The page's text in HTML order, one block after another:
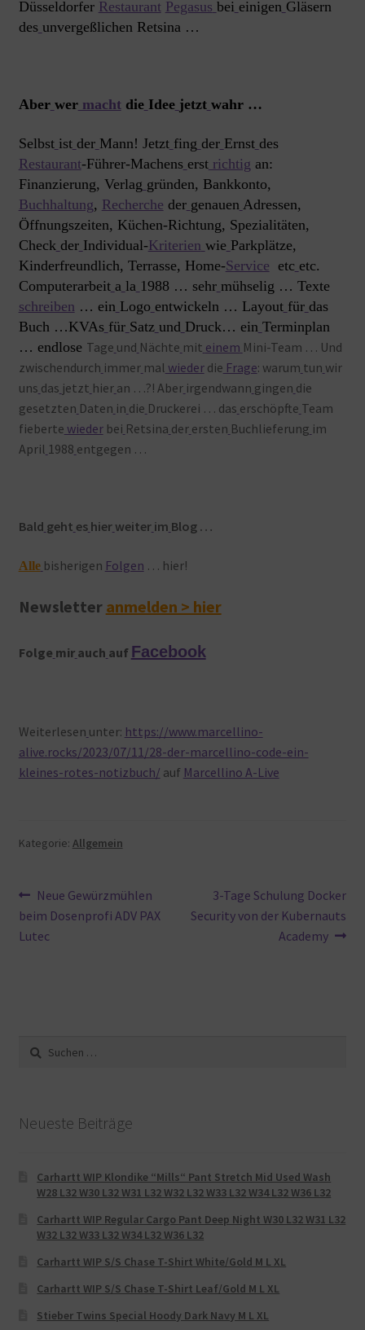
Düsseldorfer Restaurant Pegasus bei einigen Gläsern
des unvergeßlichen Retsina …
Aber wermachtdie Idee jetzt wahr …
Selbst ist der Mann! Jetzt fing der Ernst des
Restaurant-Führer-Machens erstrichtig an:
Finanzierung, Verlag gründen, Bankkonto,
Buchhaltung, Recherche der genauen Adressen,
Öffnungszeiten, Küchen-Richtung, Spezialitäten,
Check der Individual-Kriterien wie Parkplätze,
Kinderfreundlich, Terrasse, Home-Service etc etc.
Computerarbeit a la 1988 … sehr mühselig … Texte
schreiben … ein Logo entwickeln … Layout für das
Buch …KVAs für Satz und Druck… ein Terminplan
… endlose Tage und Nächte mit einem Mini-Team … Und
zwischendurch immer mal wiederdie Frage: warum tun wir
uns das jetzt hier an …?! Aber irgendwann gingen die
gesetzten Daten in die Druckerei … das erschöpfte Team
fieberte wiederbei Retsina der ersten Buchlieferung im
April 1988 entgegen …
Bald geht es hier weiter im Blog …
Alle bisherigen Folgen … hier!
Newsletter anmelden > hier
Folge mir auch auf Facebook
Weiterlesen unter: https://www.marcellino-
alive.rocks/2023/07/11/28-der-marcellino-code-ein-
kleines-rotes-notizbuch/ auf Marcellino A-Live
Kategorie: Allgemein
Beitragsnavigation
Vorheriger
Beitrag:
Neue Gewürzmühlen
beim Dosenprofi ADV PAX
Lutec
Nächster
Beitrag:
3-Tage Schulung Docker
Security von der Kubernauts
Academy
Suche
nach:
Neueste Beiträge
Carhartt WIP Klondike “Mills“ Pant Stretch Mid Used Wash
W28 L32 W30 L32 W31 L32 W32 L32 W33 L32 W34 L32 W36 L32
Carhartt WIP Regular Cargo Pant Deep Night W30 L32 W31 L32
W32 L32 W33 L32 W34 L32 W36 L32
Carhartt WIP S/S Chase T-Shirt White/Gold M L XL
Carhartt WIP S/S Chase T-Shirt Leaf/Gold M L XL
Stieber Twins Special Hoody Dark Navy M L XL